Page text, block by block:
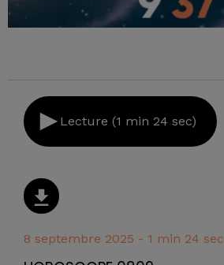
Lecture (1 min 24 sec)
8 septembre 2025 - 1 min 24 sec